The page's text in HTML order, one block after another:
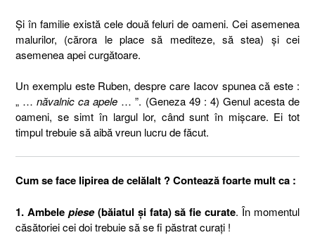
Şi în familie există cele două feluri de oameni. Cei asemenea
malurilor, (cărora le place să mediteze, să stea) şi cei
asemenea apei curgătoare.
Un exemplu este Ruben, despre care Iacov spunea că este :
„ …năvalnic ca apele … ”. (Geneza 49 : 4) Genul acesta de
oameni, se simt în largul lor, când sunt în mişcare. Ei tot
timpul trebuie să aibă vreun lucru de făcut.
Cum se face lipirea de celălalt ? Contează foarte mult ca :
1. Ambele piese(băiatul şi fata) să fie curate. În momentul
căsătoriei cei doi trebuie să se fi păstrat curaţi !